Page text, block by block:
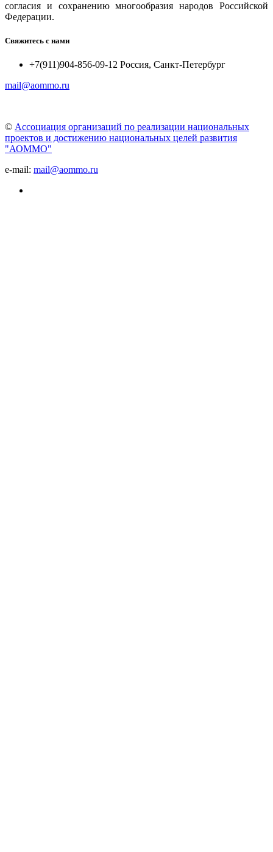
согласия и сохранению многообразия народов Российской
Федерации.
Свяжитесь с нами
+7(911)904-856-09-12 Россия, Санкт-Петербург
mail@aommo.ru
© Ассоциация организаций по реализации национальных
проектов и достижению национальных целей развития
"АОММО"
e-mail: mail@aommo.ru